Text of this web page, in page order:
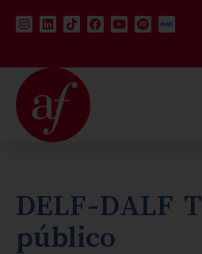
DELF-DALF
público